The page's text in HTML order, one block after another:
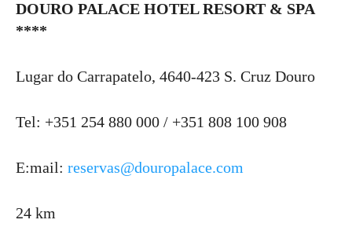
DOURO PALACE HOTEL RESORT & SPA
****
Lugar do Carrapatelo, 4640-423 S. Cruz Douro
Tel: +351 254 880 000 / +351 808 100 908
E:mail: reservas@douropalace.com
24 km